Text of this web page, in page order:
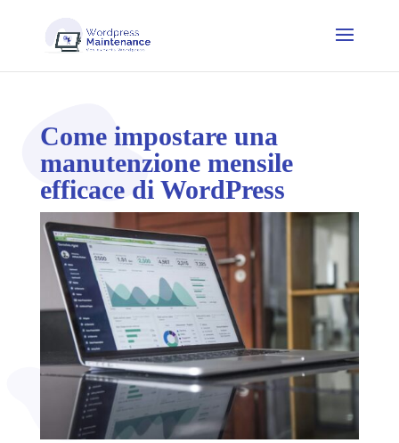
Come impostare una
manutenzione mensile
efficace di WordPress